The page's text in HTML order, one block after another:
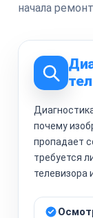
начала
почему
пропадает
требуется
телевизора